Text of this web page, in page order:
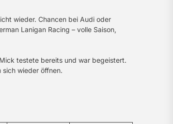
wieder. Chancen bei Audi oder
Lanigan Racing – volle Saison,
testete bereits und war begeistert.
sich wieder öffnen.